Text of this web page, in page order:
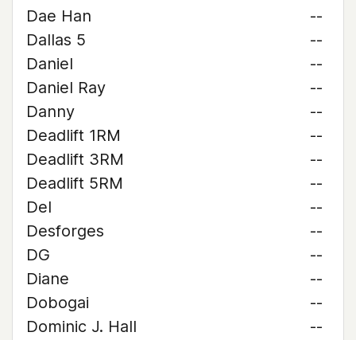
Dae Han
--
Dallas 5
--
Daniel
--
Daniel Ray
--
Danny
--
Deadlift 1RM
--
Deadlift 3RM
--
Deadlift 5RM
--
Del
--
Desforges
--
DG
--
Diane
--
Dobogai
--
Dominic J. Hall
--